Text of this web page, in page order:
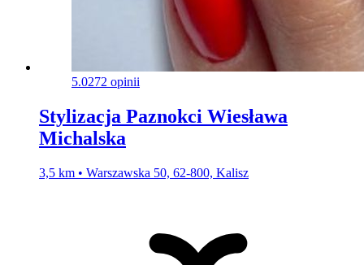
5.0272 opinii
Stylizacja Paznokci Wiesława
Michalska
3,5 km • Warszawska 50, 62-800, Kalisz